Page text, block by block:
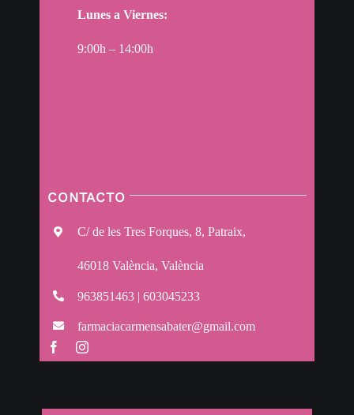
Lunes a Viernes:
9:00h – 14:00h
CONTACTO
C/ de les Tres Forques, 8, Patraix,
46018 València, València
963851463 | 603045233
farmaciacarmensabater@gmail.com